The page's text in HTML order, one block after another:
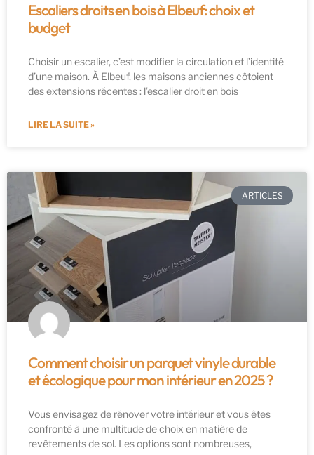
Escaliers droits en bois à Elbeuf: choix et
budget
Choisir un escalier, c’est modifier la circulation et l’identité
d’une maison. À Elbeuf, les maisons anciennes côtoient
des extensions récentes : l’escalier droit en bois
LIRE LA SUITE »
ARTICLES
Comment choisir un parquet vinyle durable
et écologique pour mon intérieur en 2025 ?
Vous envisagez de rénover votre intérieur et vous êtes
confronté à une multitude de choix en matière de
revêtements de sol. Les options sont nombreuses,